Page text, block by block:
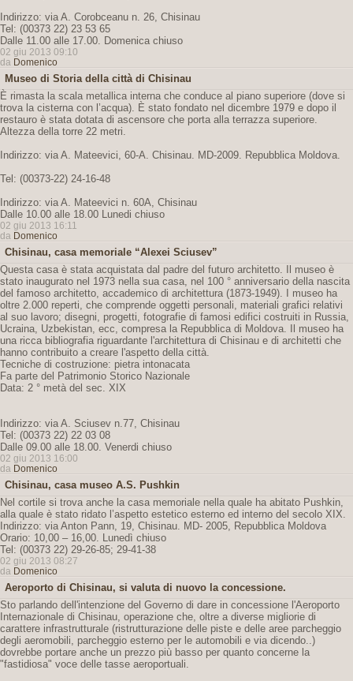
Indirizzo: via A. Corobceanu n. 26, Chisinau
Tel: (00373 22) 23 53 65
Dalle 11.00 alle 17.00. Domenica chiuso
02 giu 2013 09:10
da Domenico
Museo di Storia della città di Chisinau
È rimasta la scala metallica interna che conduce al piano superiore (dove si
trova la cisterna con l’acqua). È stato fondato nel dicembre 1979 e dopo il
restauro è stata dotata di ascensore che porta alla terrazza superiore.
Altezza della torre 22 metri.
Indirizzo: via A. Mateevici, 60-A. Chisinau. MD-2009. Repubblica Moldova.
Tel: (00373-22) 24-16-48
Indirizzo: via A. Mateevici n. 60A, Chisinau
Dalle 10.00 alle 18.00 Lunedi chiuso
02 giu 2013 16:11
da Domenico
Chisinau, casa memoriale “Alexei Sciusev”
Questa casa è stata acquistata dal padre del futuro architetto. Il museo è
stato inaugurato nel 1973 nella sua casa, nel 100 ° anniversario della nascita
del famoso architetto, accademico di architettura (1873-1949). I museo ha
oltre 2.000 reperti, che comprende oggetti personali, materiali grafici relativi
al suo lavoro; disegni, progetti, fotografie di famosi edifici costruiti in Russia,
Ucraina, Uzbekistan, ecc, compresa la Repubblica di Moldova. Il museo ha
una ricca bibliografia riguardante l'architettura di Chisinau e di architetti che
hanno contribuito a creare l'aspetto della città.
Tecniche di costruzione: pietra intonacata
Fa parte del Patrimonio Storico Nazionale
Data: 2 ° metà del sec. XIX
Indirizzo: via A. Sciusev n.77, Chisinau
Tel: (00373 22) 22 03 08
Dalle 09.00 alle 18.00. Venerdi chiuso
02 giu 2013 16:00
da Domenico
Chisinau, casa museo A.S. Pushkin
Nel cortile si trova anche la casa memoriale nella quale ha abitato Pushkin,
alla quale è stato ridato l’aspetto estetico esterno ed interno del secolo XIX.
Indirizzo: via Anton Pann, 19, Chisinau. MD- 2005, Repubblica Moldova
Orario: 10,00 – 16,00. Lunedì chiuso
Tel: (00373 22) 29-26-85; 29-41-38
02 giu 2013 08:27
da Domenico
Aeroporto di Chisinau, si valuta di nuovo la concessione.
Sto parlando dell'intenzione del Governo di dare in concessione l'Aeroporto
Internazionale di Chisinau, operazione che, oltre a diverse migliorie di
carattere infrastrutturale (ristrutturazione delle piste e delle aree parcheggio
degli aeromobili, parcheggio esterno per le automobili e via dicendo..)
dovrebbe portare anche un prezzo più basso per quanto concerne la
"fastidiosa" voce delle tasse aeroportuali.